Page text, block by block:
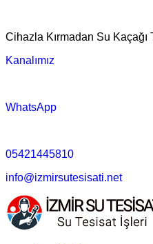
Cihazla Kırmadan Su Kaçağı
Kanalımız
WhatsApp
05421445810
info@izmirsutesisati.net